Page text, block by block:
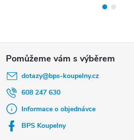
dotazy@bps-koupelny.cz
608 247 630
Informace o objednávce
BPS Koupelny